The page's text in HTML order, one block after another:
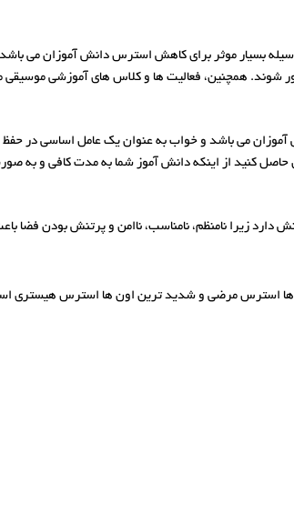
بسیار موثر برای کاهش استرس دانش‌ آموزان می
شوند. همچنین، فعالیت‌ ها و کلاس های آموزشی
می باشد و خواب به عنوان یک عامل اساسی در
حاصل کنید از اینکه دانش‌ آموز شما به مدت کافی و
دارد زیرا نامنظم، نامناسب، ناامن و پرتنش بودن
ها استرس مرضی و شدید ترین اون ها استرس هیستری